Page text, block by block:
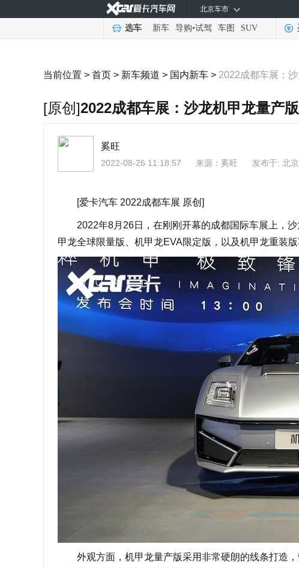
北京车市
选车 新车 导购•试驾 车图 SUV
当前位置 > 首页 > 新车频道 > 国内新车 > 2022成都车展：
[原创]2022成都车展：沙龙机甲龙量产
奚旺
2022-08-26 11:18:57 来源： 奚旺 发布于: 北京
[爱卡汽车 2022成都车展 原创]
2022年8月26日，在刚刚开幕的成都国际车展上，沙
甲龙全球限量版、机甲龙EVA限定版，以及机甲龙重装
外观方面，机甲龙量产版采用非常硬朗的线条打造，